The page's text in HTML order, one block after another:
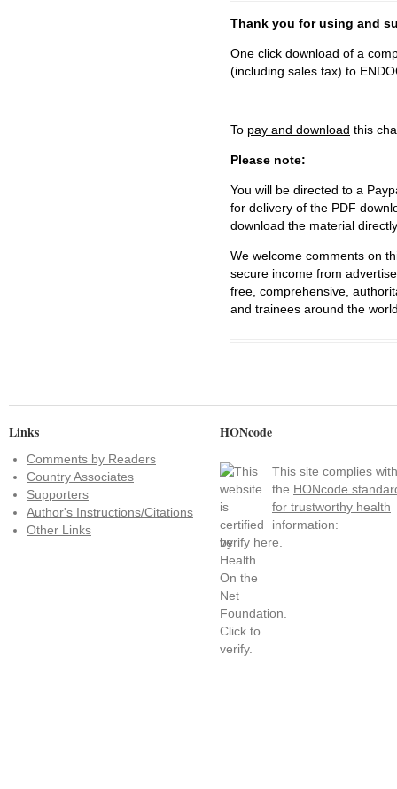
Thank you for using and
One click download of a
(including sales tax) to
To pay and download this
Please note:
You will be directed to a
for delivery of the PDF
download the material
We welcome comments on
secure income from
free, comprehensive,
and trainees around the
Links
Comments by Readers
Country Associates
Supporters
Author's Instructions/Citations
Other Links
HONcode
This site complies with
the HONcode
for trustworthy health
information:
verify here.